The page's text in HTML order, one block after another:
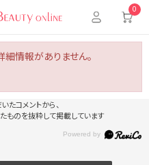
0
細情報がありません。
たコメントから、
ものを抜粋して掲載しています